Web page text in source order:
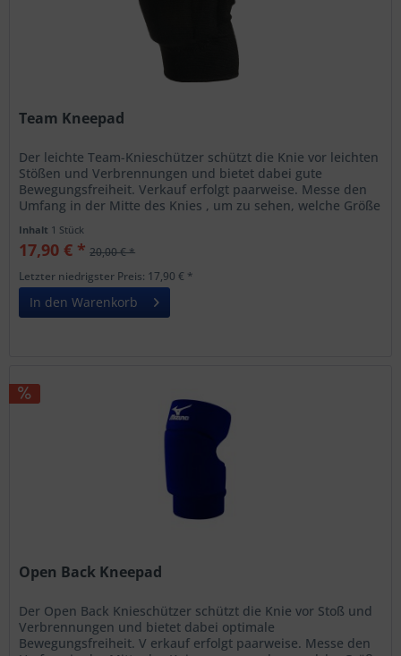
Team Kneepad
Der leichte Team-Knieschützer schützt die Knie vor leichten
Stößen und Verbrennungen und bietet dabei gute
Bewegungsfreiheit. Verkauf erfolgt paarweise. Messe den
Umfang in der Mitte des Knies , um zu sehen, welche Größe
Inhalt 1 Stück
17,90 € * 20,00 € *
Letzter niedrigster Preis: 17,90 € *
In den Warenkorb
Open Back Kneepad
Der Open Back Knieschützer schützt die Knie vor Stoß und
Verbrennungen und bietet dabei optimale
Bewegungsfreiheit. V erkauf erfolgt paarweise. Messe den